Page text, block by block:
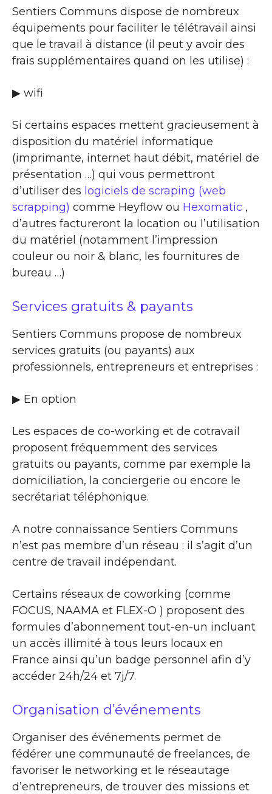
Sentiers Communs dispose de nombreux
équipements pour faciliter le télétravail ainsi
que le travail à distance (il peut y avoir des
frais supplémentaires quand on les utilise) :
▶ wifi
Si certains espaces mettent gracieusement à
disposition du matériel informatique
(imprimante, internet haut débit, matériel de
présentation …) qui vous permettront
d’utiliser des logiciels de scraping (web
scrapping) comme Heyflow ou Hexomatic ,
d’autres factureront la location ou l’utilisation
du matériel (notamment l’impression
couleur ou noir & blanc, les fournitures de
bureau …)
Services gratuits & payants
Sentiers Communs propose de nombreux
services gratuits (ou payants) aux
professionnels, entrepreneurs et entreprises :
▶​ En option
Les espaces de co-working et de cotravail
proposent fréquemment des services
gratuits ou payants, comme par exemple la
domiciliation, la conciergerie ou encore le
secrétariat téléphonique.
A notre connaissance Sentiers Communs
n’est pas membre d’un réseau : il s’agit d’un
centre de travail indépendant.
Certains réseaux de coworking (comme
FOCUS, NAAMA et FLEX-O ) proposent des
formules d’abonnement tout-en-un incluant
un accès illimité à tous leurs locaux en
France ainsi qu’un badge personnel afin d’y
accéder 24h/24 et 7j/7.
Organisation d’événements
Organiser des événements permet de
fédérer une communauté de freelances, de
favoriser le networking et le réseautage
d’entrepreneurs, de trouver des missions et